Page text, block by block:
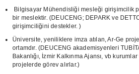
Bilgisayar Mühendisliği mesleği girişimcilik
bir meslektir. (DEUCENG; DEPARK ve
girişimciliğini destekler. )
Üniversite, yeniliklere imza atılan, Ar-Ge
ortamdır. (DEUCENG akademisyenleri
Bakanlığı, İzmir Kalkınma Ajansı, vb
projelerde görev alırlar.)